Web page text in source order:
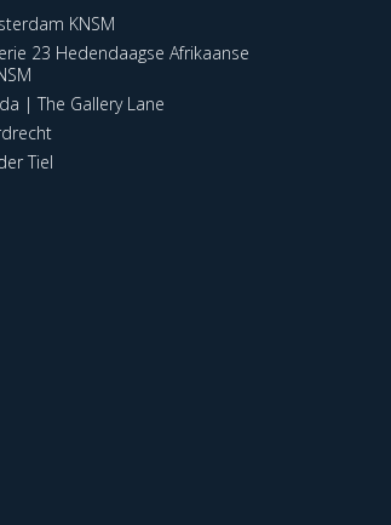
KNSM
23 Hedendaagse Afrikaanse
| The Gallery Lane
Tiel